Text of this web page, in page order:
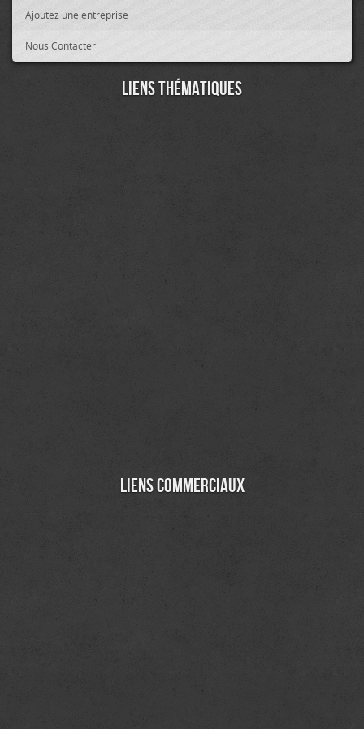
Ajoutez une entreprise
Nous Contacter
Liens thématiques
Liens commerciaux